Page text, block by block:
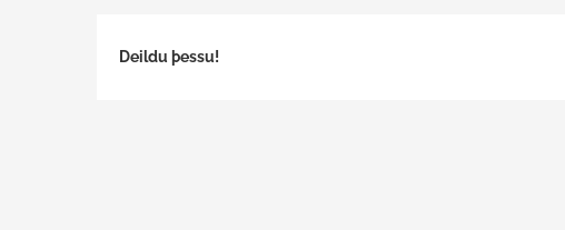
Deildu þessu!